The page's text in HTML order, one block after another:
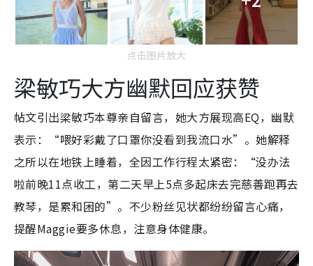
点击图片放大
梁敏巧大方幽默回应获赞
帖文引出梁敏巧本尊亲自留言，她大方展现高EQ，幽默
表示：“喂好彩戴了口罩你没看到我流口水”。她解释
之所以在地铁上睡着，全因工作行程太紧密：“没办法
啦前晚11点收工，第二天早上5点多起床去完慈善跑再去
教琴，是累和困的”。不少粉丝见状都纷纷留言心痛，
提醒Maggie要多休息，注意身体健康。